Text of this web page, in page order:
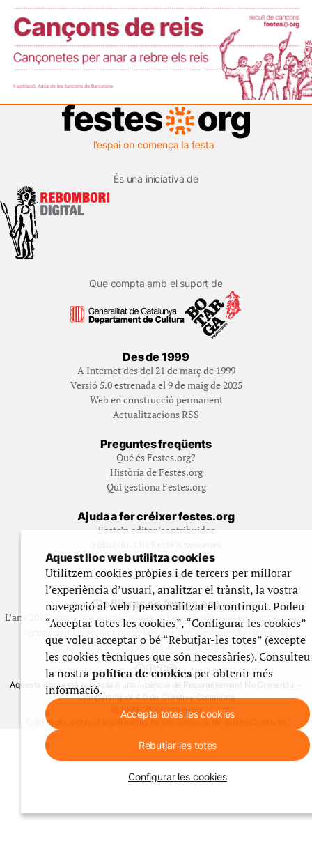
És una iniciativa de
Que compta amb el suport de
Des de 1999
A Internet des del 21 de març de 1999
Versió 5.0 estrenada el 9 de maig de 2025
Web en construcció permanent
Actualitzacions RSS
Preguntes freqüents
Qué és Festes.org?
Història de Festes.org
Qui gestiona Festes.org
Ajuda a fer créixer festes.org
Feste’n editor/contribuidor
Contracta publicitat
Fes un donatiu puntual
Els llibres de festes.org
L’any 2012 vam posar en marxa una col·lecció editorial en format paper,
recuperant i ampliant materials que fins aleshores havien estat
exclusivament accessibles al nostre espai web. [+]
Aquesta obra està subjecta a una llicència de Reconeixement No Comercial -
CompartirIgual 4.0 de Creative Commons
© 1999-2026 festes.org
Crèdits del web
Política de privadesa
Aquest lloc web utilitza cookies
Utilitzem cookies pròpies i de tercers per millorar
l’experiència d’usuari, analitzar el trànsit, la vostra
navegació al web i personalitzar el contingut. Podeu
“Acceptar totes les cookies”, “Configurar les cookies”
que voleu acceptar o bé “Rebutjar-les totes” (excepte
les cookies tècniques que són necessàries). Consulteu
la nostrapolítica de cookiesper obtenir més
informació.
Accepta totes les cookies
Rebutjar-les totes
Configurar les cookies